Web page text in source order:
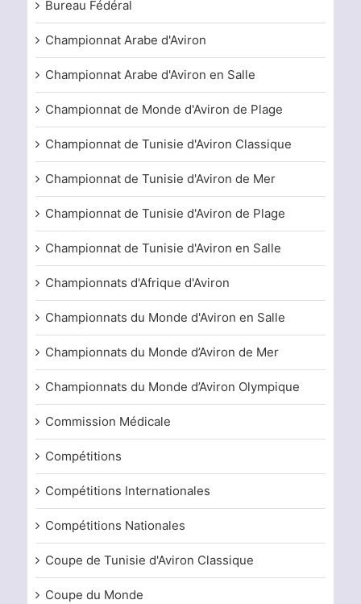
Bureau Fédéral
Championnat Arabe d'Aviron
Championnat Arabe d'Aviron en Salle
Championnat de Monde d'Aviron de Plage
Championnat de Tunisie d'Aviron Classique
Championnat de Tunisie d'Aviron de Mer
Championnat de Tunisie d'Aviron de Plage
Championnat de Tunisie d'Aviron en Salle
Championnats d'Afrique d'Aviron
Championnats du Monde d'Aviron en Salle
Championnats du Monde d’Aviron de Mer
Championnats du Monde d’Aviron Olympique
Commission Médicale
Compétitions
Compétitions Internationales
Compétitions Nationales
Coupe de Tunisie d'Aviron Classique
Coupe du Monde